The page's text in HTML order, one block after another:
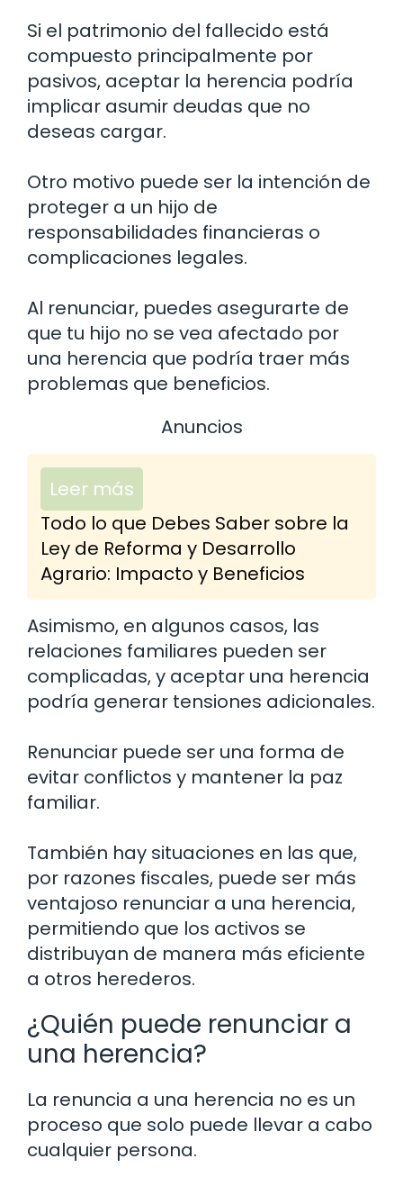
Si el patrimonio del fallecido está
compuesto principalmente por
pasivos, aceptar la herencia podría
implicar asumir deudas que no
deseas cargar.
Otro motivo puede ser la intención de
proteger a un hijo de
responsabilidades financieras o
complicaciones legales.
Al renunciar, puedes asegurarte de
que tu hijo no se vea afectado por
una herencia que podría traer más
problemas que beneficios.
Anuncios
Leer más
Todo lo que Debes Saber sobre la
Ley de Reforma y Desarrollo
Agrario: Impacto y Beneficios
Asimismo, en algunos casos, las
relaciones familiares pueden ser
complicadas, y aceptar una herencia
podría generar tensiones adicionales.
Renunciar puede ser una forma de
evitar conflictos y mantener la paz
familiar.
También hay situaciones en las que,
por razones fiscales, puede ser más
ventajoso renunciar a una herencia,
permitiendo que los activos se
distribuyan de manera más eficiente
a otros herederos.
¿Quién puede renunciar a
una herencia?
La renuncia a una herencia no es un
proceso que solo puede llevar a cabo
cualquier persona.